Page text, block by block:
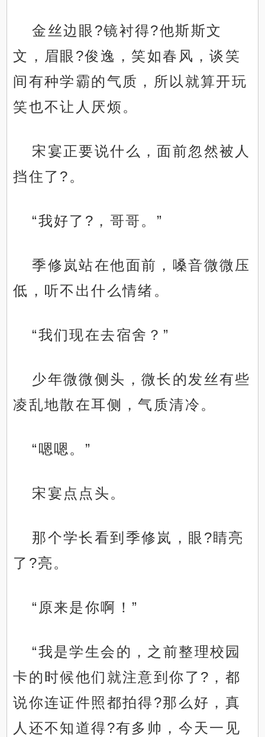
金丝边眼?镜衬得?他斯斯文
文，眉眼?俊逸，笑如春风，谈笑
间有种学霸的气质，所以就算开玩
笑也不让人厌烦。
宋宴正要说什么，面前忽然被人
挡住了?。
“我好了?，哥哥。”
季修岚站在他面前，嗓音微微压
低，听不出什么情绪。
“我们现在去宿舍？”
少年微微侧头，微长的发丝有些
凌乱地散在耳侧，气质清冷。
“嗯嗯。”
宋宴点点头。
那个学长看到季修岚，眼?睛亮
了?亮。
“原来是你啊！”
“我是学生会的，之前整理校园
卡的时候他们就注意到你了?，都
说你连证件照都拍得?那么好，真
人还不知道得?有多帅，今天一见